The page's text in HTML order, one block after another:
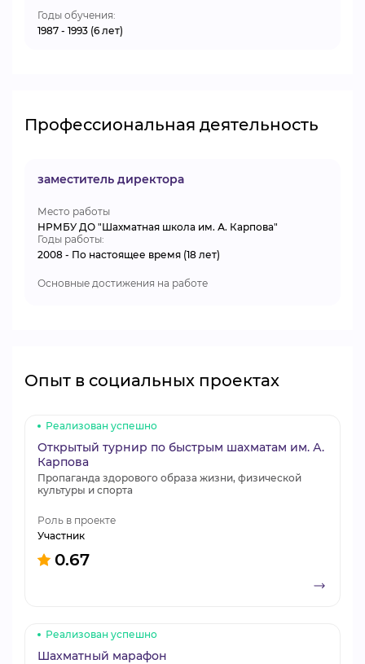
Годы обучения:
1987 - 1993 (6 лет)
Профессиональная деятельность
заместитель директора
Место работы
НРМБУ ДО "Шахматная школа им. А. Карпова"
Годы работы:
2008 - По настоящее время (18 лет)
Основные достижения на работе
Опыт в социальных проектах
Реализован успешно
Открытый турнир по быстрым шахматам им. А.
Карпова
Пропаганда здорового образа жизни, физической
культуры и спорта
Роль в проекте
Участник
0.67
Реализован успешно
Шахматный марафон